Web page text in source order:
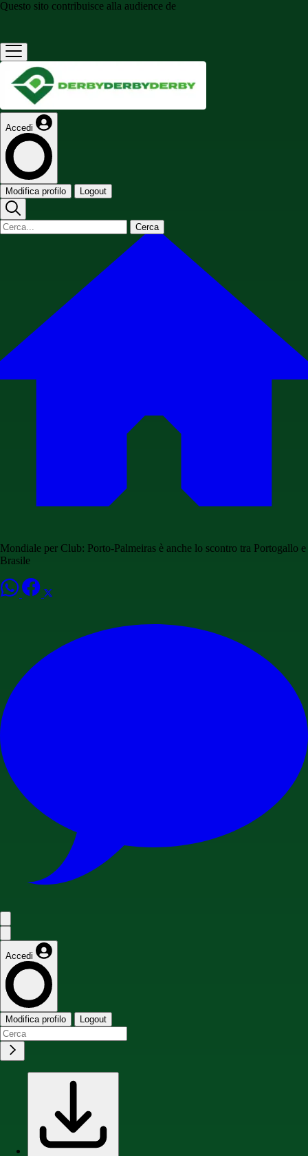
Questo sito contribuisce alla audience de
Accedi
Modifica profilo Logout
Cerca
Mondiale per Club: Porto-Palmeiras è anche lo scontro tra Portogallo e
Brasile
Accedi
Modifica profilo Logout